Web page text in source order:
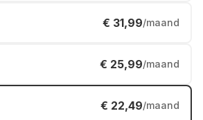
€ 31,99/maand
€ 25,99/maand
€ 22,49/maand